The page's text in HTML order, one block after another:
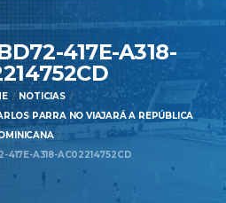
417E-A318-
NOTICIAS
PARRA NO VIAJARÁ A REPÚBLICA
417E-A318-AC02214752CD